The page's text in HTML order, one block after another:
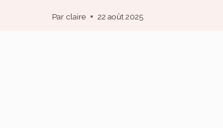
Par claire 22 août 2025